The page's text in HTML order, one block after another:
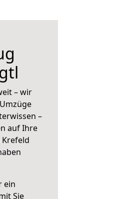
– wir
–
auf Ihre
ein
Sie